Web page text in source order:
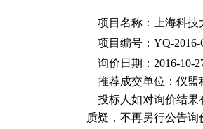
项目名称：上海科技
项目编号：YQ-2016-
询价日期： 2016-10-
推荐成交单位：仪盟
投标人如对询价结果
质疑，不再另行公告询